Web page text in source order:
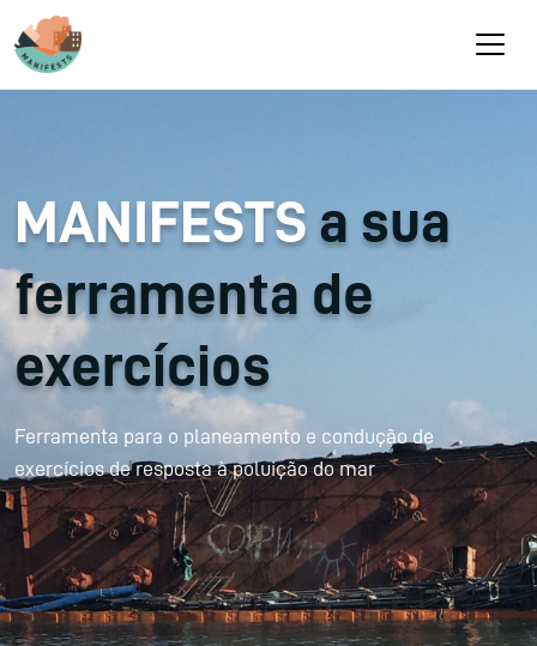
Passar para o conteúdo principal
MANIFESTS a sua
ferramenta de
exercícios
Ferramenta para o planeamento e condução de
exercícios de resposta à poluição do mar